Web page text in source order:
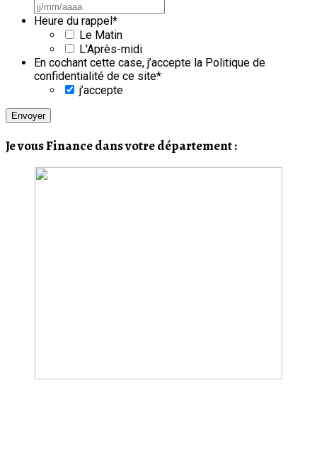
AAAA
Heure du rappel*
Le Matin
L'Après-midi
En cochant cette case, j’accepte la Politique de
confidentialité de ce site*
j’accepte
Je vous Finance dans votre département :